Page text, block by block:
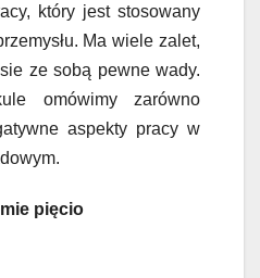
który jest stosowany
Ma wiele zalet,
ze sobą pewne wady.
omówimy zarówno
aspekty pracy w
pięcio